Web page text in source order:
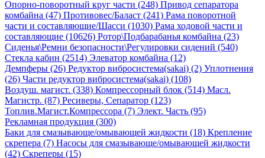
Опорно-поворотный круг части (248) Привод сепаратора
комбайна (47) Противовес/Баласт (241) Рама поворотной
части и составляющие/Шасси (1030) Рама ходовой части и
составляющие (10626) Ротор\Подбарабанья комбайна (23)
Сиденья\Ремни безопасности\Регулировки сидений (540)
Стекла кабин (2514) Элеватор комбайна (12)
Демпферы (26) Редуктор вибросистема(sakai) (2) Уплотнения
(26) Части редуктор вибросистема(sakai) (108)
Воздуш. магист. (338) Компрессорный блок (514) Масл.
Магистр. (87) Ресиверы, Сепаратор (123)
Топлив.Магист.Компрессора (7) Элект. Часть (95)
Рекламная продукция (300)
Баки для смазывающе/омывающей жидкости (18) Крепление
скрепера (7) Насосы для смазывающе/омывающей жидкости
(42) Скреперы (15)